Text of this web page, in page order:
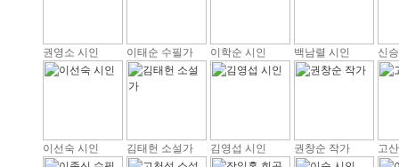
권영소 시인 이태순 수필가 이학순 시인 백남렬 시인 신
이선숙 시인 김태헌 소설가 김영섭 시인 권창순 작가 고